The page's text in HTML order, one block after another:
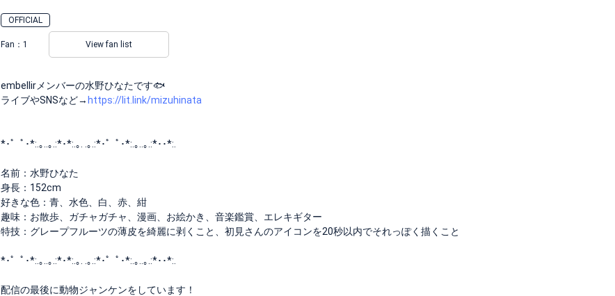
OFFICIAL
Fan： 1 View fan list
embellirメンバーの水野ひなたです🐟
ライブやSNSなど→ https://lit.link/mizuhinata
*･゜ﾟ･*:.｡..｡.:*･*:.｡. .｡.:*･゜ﾟ･*:.｡..｡.:*･･*:.
名前：水野ひなた
身長：152cm
好きな色：青、水色、白、赤、紺
趣味：お散歩、ガチャガチャ、漫画、お絵かき、音楽鑑賞、エレキギター
特技：グレープフルーツの薄皮を綺麗に剥くこと、初見さんのアイコンを20秒以内でそれっぽく描くこと
*･゜ﾟ･*:.｡..｡.:*･*:.｡. .｡.:*･゜ﾟ･*:.｡..｡.:*･･*:.
配信の最後に動物ジャンケンをしています！